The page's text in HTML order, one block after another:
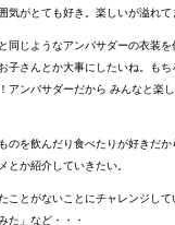
気がとても好き。楽しいが溢れて
同じようなアンバサダーの衣装
子さんとか大事にしたいね。も
アンバサダーだから みんなと楽
のを飲んだり食べたりが好きだ
とか紹介していきたい。
ことがないことにチャレンジし
た」など・・・